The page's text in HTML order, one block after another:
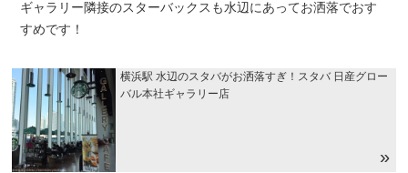
ギャラリー隣接のスターバックスも水辺にあってお洒落でおす
すめです！
横浜駅 水辺のスタバがお洒落すぎ！スタバ 日産グロー
バル本社ギャラリー店